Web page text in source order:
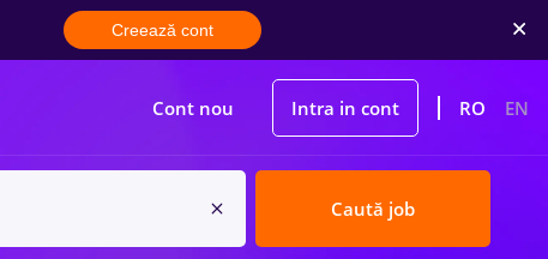
Creează cont
Cont nou Intra in cont RO EN
Caută job